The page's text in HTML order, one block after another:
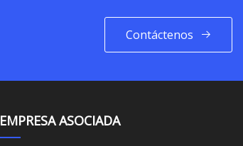
Contáctenos
EMPRESA ASOCIADA